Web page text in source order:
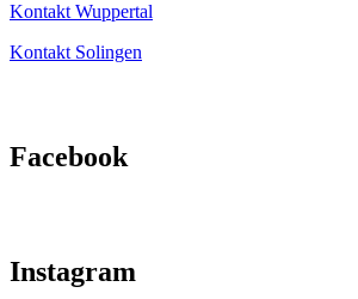
Kontakt Wuppertal
Kontakt Solingen
Facebook
Instagram